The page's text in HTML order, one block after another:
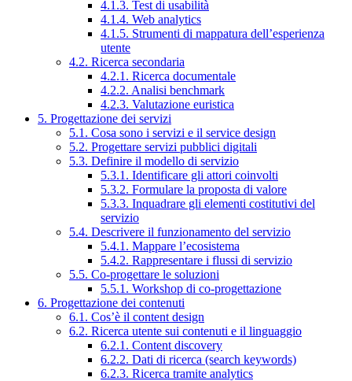
4.1.3. Test di usabilità
4.1.4. Web analytics
4.1.5. Strumenti di mappatura dell’esperienza
utente
4.2. Ricerca secondaria
4.2.1. Ricerca documentale
4.2.2. Analisi benchmark
4.2.3. Valutazione euristica
5. Progettazione dei servizi
5.1. Cosa sono i servizi e il service design
5.2. Progettare servizi pubblici digitali
5.3. Definire il modello di servizio
5.3.1. Identificare gli attori coinvolti
5.3.2. Formulare la proposta di valore
5.3.3. Inquadrare gli elementi costitutivi del
servizio
5.4. Descrivere il funzionamento del servizio
5.4.1. Mappare l’ecosistema
5.4.2. Rappresentare i flussi di servizio
5.5. Co-progettare le soluzioni
5.5.1. Workshop di co-progettazione
6. Progettazione dei contenuti
6.1. Cos’è il content design
6.2. Ricerca utente sui contenuti e il linguaggio
6.2.1. Content discovery
6.2.2. Dati di ricerca (search keywords)
6.2.3. Ricerca tramite analytics